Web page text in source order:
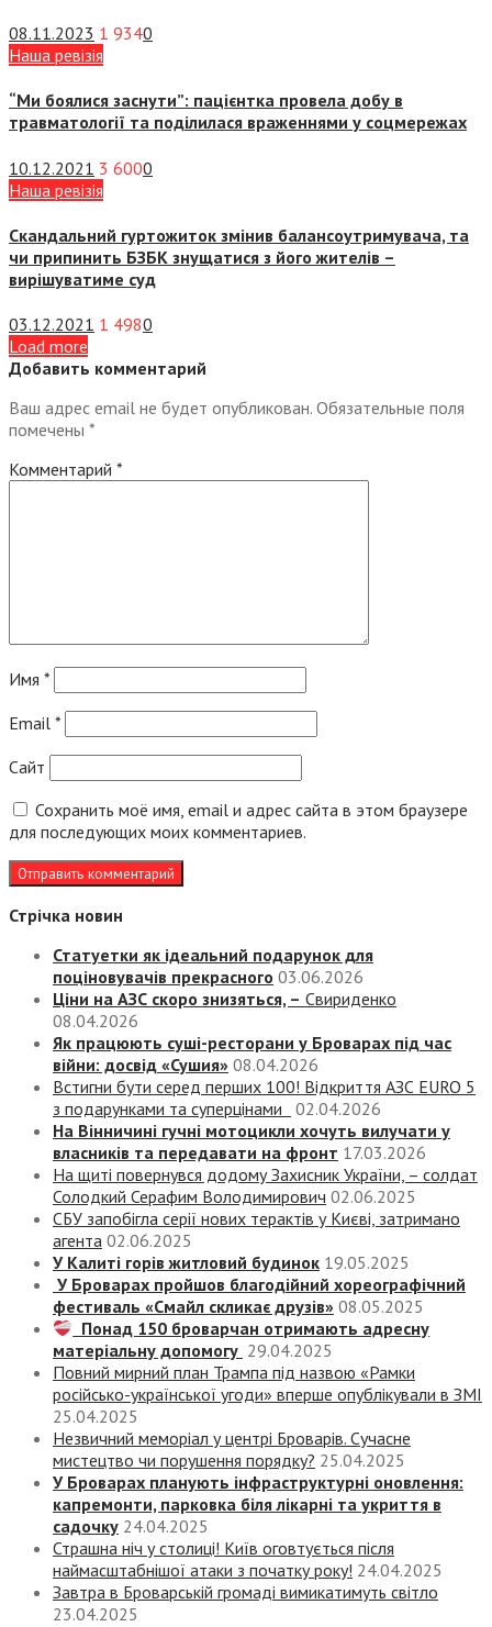
08.11.2023 1 9340
Наша ревізія
“Ми боялися заснути”: пацієнтка провела добу в
травматології та поділилася враженнями у соцмережах
10.12.2021 3 6000
Наша ревізія
Скандальний гуртожиток змінив балансоутримувача, та
чи припинить БЗБК знущатися з його жителів –
вирішуватиме суд
03.12.2021 1 4980
Load more
Добавить комментарий
Ваш адрес email не будет опубликован. Обязательные поля
помечены *
Комментарий *
Имя *
Email *
Сайт
Сохранить моё имя, email и адрес сайта в этом браузере
для последующих моих комментариев.
Стрічка новин
Статуетки як ідеальний подарунок для
поціновувачів прекрасного 03.06.2026
Ціни на АЗС скоро знизяться, – Свириденко
08.04.2026
Як працюють суші-ресторани у Броварах під час
війни: досвід «Сушия» 08.04.2026
Встигни бути серед перших 100! Відкриття АЗС EURO 5
з подарунками та суперцінами
02.04.2026
На Вінничині гучні мотоцикли хочуть вилучати у
власників та передавати на фронт 17.03.2026
На щиті повернувся додому Захисник України, – солдат
Солодкий Серафим Володимирович 02.06.2025
СБУ запобігла серії нових терактів у Києві, затримано
агента 02.06.2025
У Калиті горів житловий будинок 19.05.2025
У Броварах пройшов благодійний хореографічний
фестиваль «Смайл скликає друзів» 08.05.2025
Понад 150 броварчан отримають адресну
матеріальну допомогу 29.04.2025
Повний мирний план Трампа під назвою «‎Рамки
російсько-української угоди» вперше опублікували в ЗМІ
25.04.2025
Незвичний меморіал у центрі Броварів. Сучасне
мистецтво чи порушення порядку? 25.04.2025
У Броварах планують інфраструктурні оновлення:
капремонти, парковка біля лікарні та укриття в
садочку 24.04.2025
Страшна ніч у столиці! Київ оговтується після
наймасштабнішої атаки з початку року! 24.04.2025
Завтра в Броварській громаді вимикатимуть світло
23.04.2025